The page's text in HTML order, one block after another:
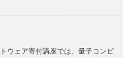
ウェア寄付講座では、量子コンピ